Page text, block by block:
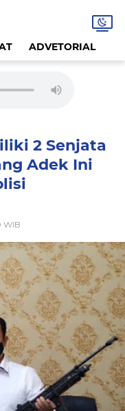
ADVETORIAL
2 Senjata
Adek Ini
WIB